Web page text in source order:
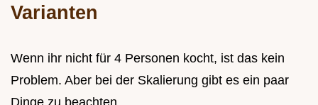
Varianten
Wenn ihr nicht für 4 Personen kocht, ist das kein
Problem. Aber bei der Skalierung gibt es ein paar